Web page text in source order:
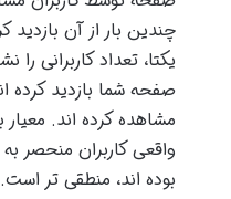
چندین بار از آن بازدید
یکتا، تعداد کاربرانی
صفحه شما بازدید کرده
مشاهده کرده اند. معیار
واقعی کاربران منحصر
بوده اند، منطقی تر است.